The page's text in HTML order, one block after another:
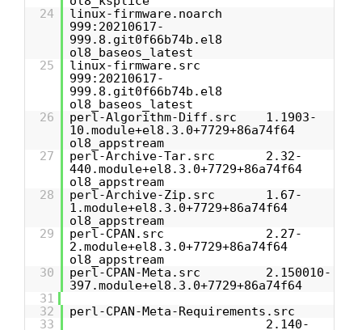
24
linux-firmware.noarch
999:20210617-
999.8.git0f66b74b.el8
ol8_baseos_latest
25
linux-firmware.src
999:20210617-
999.8.git0f66b74b.el8
ol8_baseos_latest
26
perl-Algorithm-Diff.src 1.1903-
10.module+el8.3.0+7729+86a74f64
ol8_appstream
27
perl-Archive-Tar.src 2.32-
440.module+el8.3.0+7729+86a74f64
ol8_appstream
28
perl-Archive-Zip.src 1.67-
1.module+el8.3.0+7729+86a74f64
ol8_appstream
29
perl-CPAN.src 2.27-
2.module+el8.3.0+7729+86a74f64
ol8_appstream
30
perl-CPAN-Meta.src 2.150010-
397.module+el8.3.0+7729+86a74f64
31
32
perl-CPAN-Meta-Requirements.src
33
2.140-